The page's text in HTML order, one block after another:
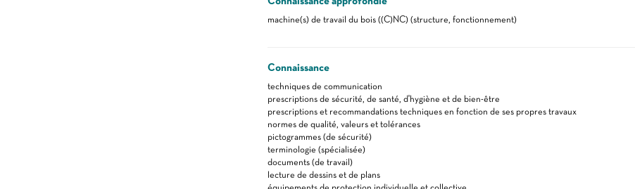
machine(s) de travail du bois ((C)NC) (structure, fonctionnement)
Connaissance
techniques de communication
prescriptions de sécurité, de santé, d'hygiène et de bien-être
prescriptions et recommandations techniques en fonction de ses propres travaux
normes de qualité, valeurs et tolérances
pictogrammes (de sécurité)
terminologie (spécialisée)
documents (de travail)
lecture de dessins et de plans